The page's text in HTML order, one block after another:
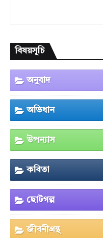
বিষয়সূচি
অনুবাদ
অভিধান
উপন্যাস
কবিতা
ছোটগল্প
জীবনীগ্রন্থ